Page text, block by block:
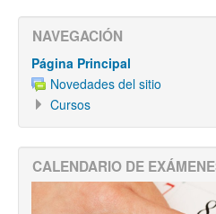
NAVEGACIÓN
Página Principal
Novedades del sitio
Cursos
CALENDARIO DE